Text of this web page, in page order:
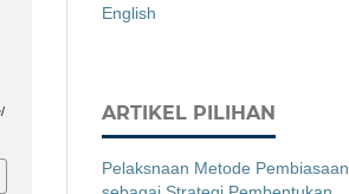
English
ARTIKEL PILIHAN
Pelaksnaan Metode Pembiasaan